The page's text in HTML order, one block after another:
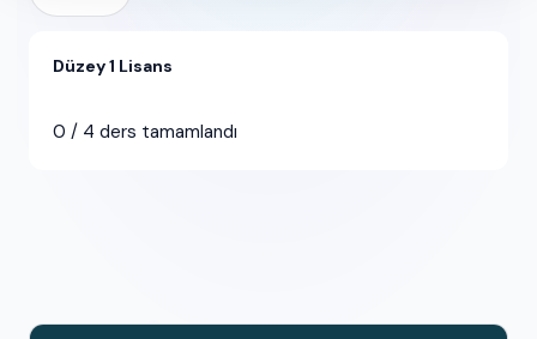
Düzey 1 Lisans
0 / 4 ders tamamlandı